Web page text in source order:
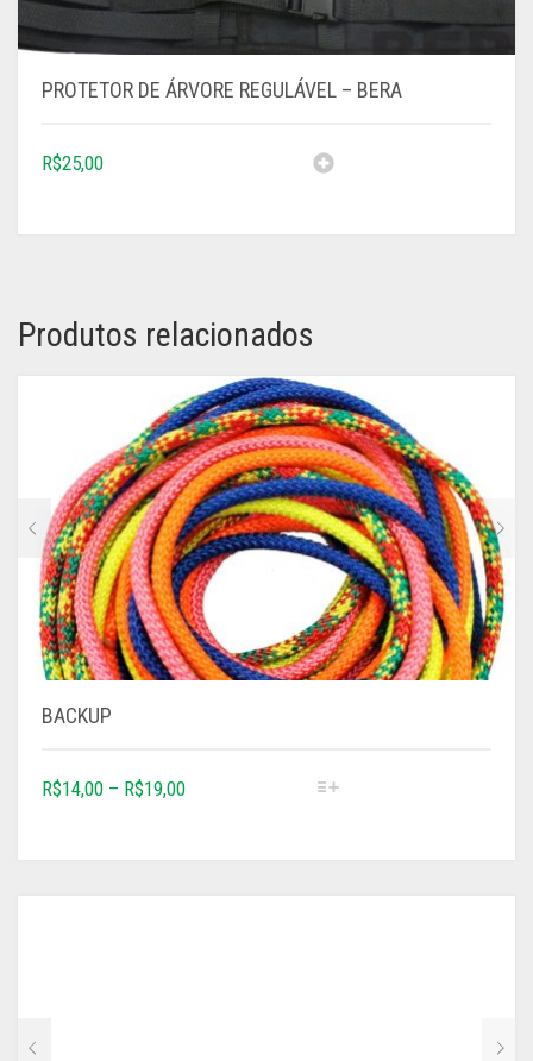
PROTETOR DE ÁRVORE REGULÁVEL – BERA
R$25,00
Produtos relacionados
BACKUP
R$14,00 – R$19,00